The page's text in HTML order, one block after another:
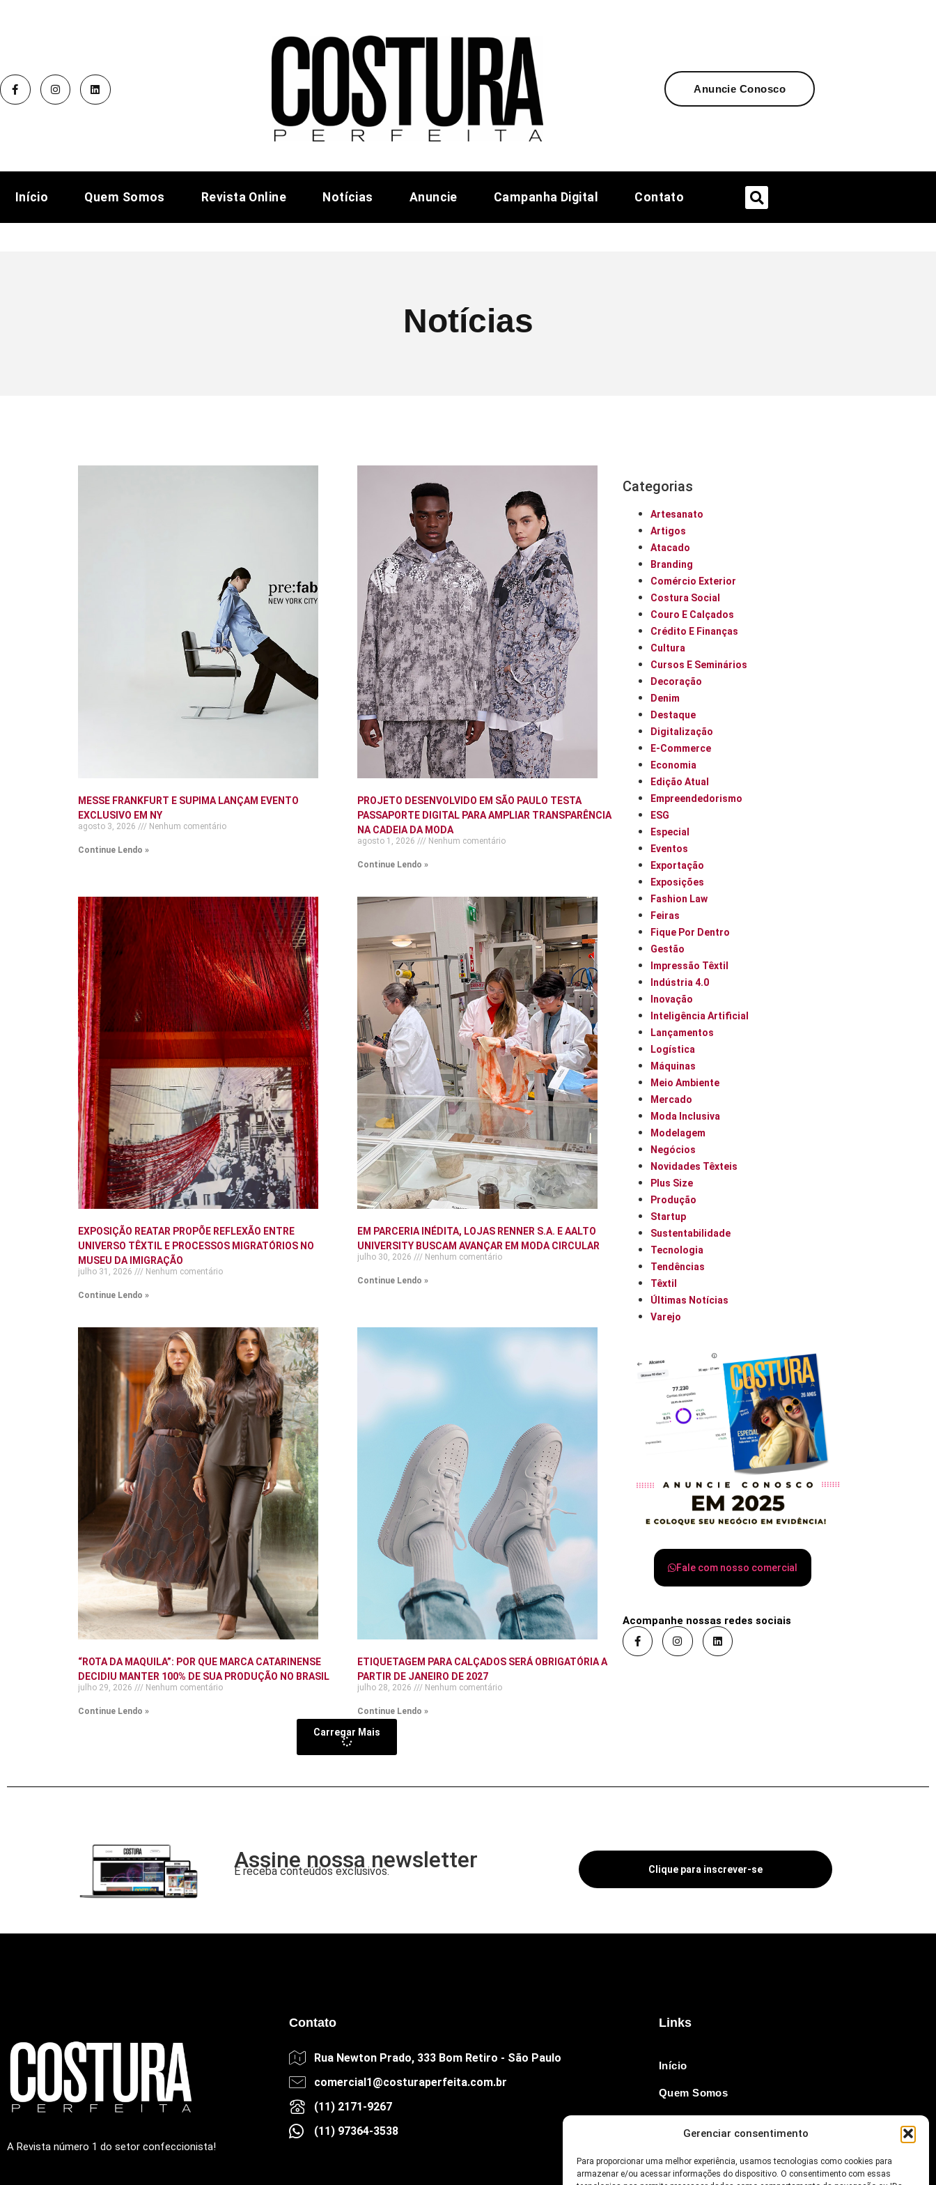
Gerenciar consentimento
Para proporcionar uma melhor experiência, usamos tecnologias como cookies para
armazenar e/ou acessar informações do dispositivo. O consentimento com essas
Anuncie Conosco
Início Quem Somos Revista Online Notícias Anuncie Campanha Digital Contato
Notícias
MESSE FRANKFURT E SUPIMA LANÇAM EVENTO
EXCLUSIVO EM NY
agosto 3, 2026 Nenhum comentário
Continue Lendo »
PROJETO DESENVOLVIDO EM SÃO PAULO TESTA
PASSAPORTE DIGITAL PARA AMPLIAR TRANSPARÊNCIA
NA CADEIA DA MODA
agosto 1, 2026 Nenhum comentário
Continue Lendo »
EXPOSIÇÃO REATAR PROPÕE REFLEXÃO ENTRE
UNIVERSO TÊXTIL E PROCESSOS MIGRATÓRIOS NO
MUSEU DA IMIGRAÇÃO
julho 31, 2026 Nenhum comentário
Continue Lendo »
EM PARCERIA INÉDITA, LOJAS RENNER S.A. E AALTO
UNIVERSITY BUSCAM AVANÇAR EM MODA CIRCULAR
julho 30, 2026 Nenhum comentário
Continue Lendo »
“ROTA DA MAQUILA”: POR QUE MARCA CATARINENSE
DECIDIU MANTER 100% DE SUA PRODUÇÃO NO BRASIL
julho 29, 2026 Nenhum comentário
Continue Lendo »
ETIQUETAGEM PARA CALÇADOS SERÁ OBRIGATÓRIA A
PARTIR DE JANEIRO DE 2027
julho 28, 2026 Nenhum comentário
Continue Lendo »
Carregar Mais
Categorias
Artesanato
Artigos
Atacado
Branding
Comércio Exterior
Costura Social
Couro E Calçados
Crédito E Finanças
Cultura
Cursos E Seminários
Decoração
Denim
Destaque
Digitalização
E-Commerce
Economia
Edição Atual
Empreendedorismo
ESG
Especial
Eventos
Exportação
Exposições
Fashion Law
Feiras
Fique Por Dentro
Gestão
Impressão Têxtil
Indústria 4.0
Inovação
Inteligência Artificial
Lançamentos
Logística
Máquinas
Meio Ambiente
Mercado
Moda Inclusiva
Modelagem
Negócios
Novidades Têxteis
Plus Size
Produção
Startup
Sustentabilidade
Tecnologia
Tendências
Têxtil
Últimas Notícias
Varejo
Fale com nosso comercial
Acompanhe nossas redes sociais
Assine nossa newsletter
E receba conteúdos exclusivos. Clique para inscrever-se
A Revista número 1 do setor confeccionista!
Contato
Rua Newton Prado, 333 Bom Retiro - São Paulo
comercial1@costuraperfeita.com.br
(11) 2171-9267
(11) 97364-3538
Links
Início
Quem Somos
Anuncie